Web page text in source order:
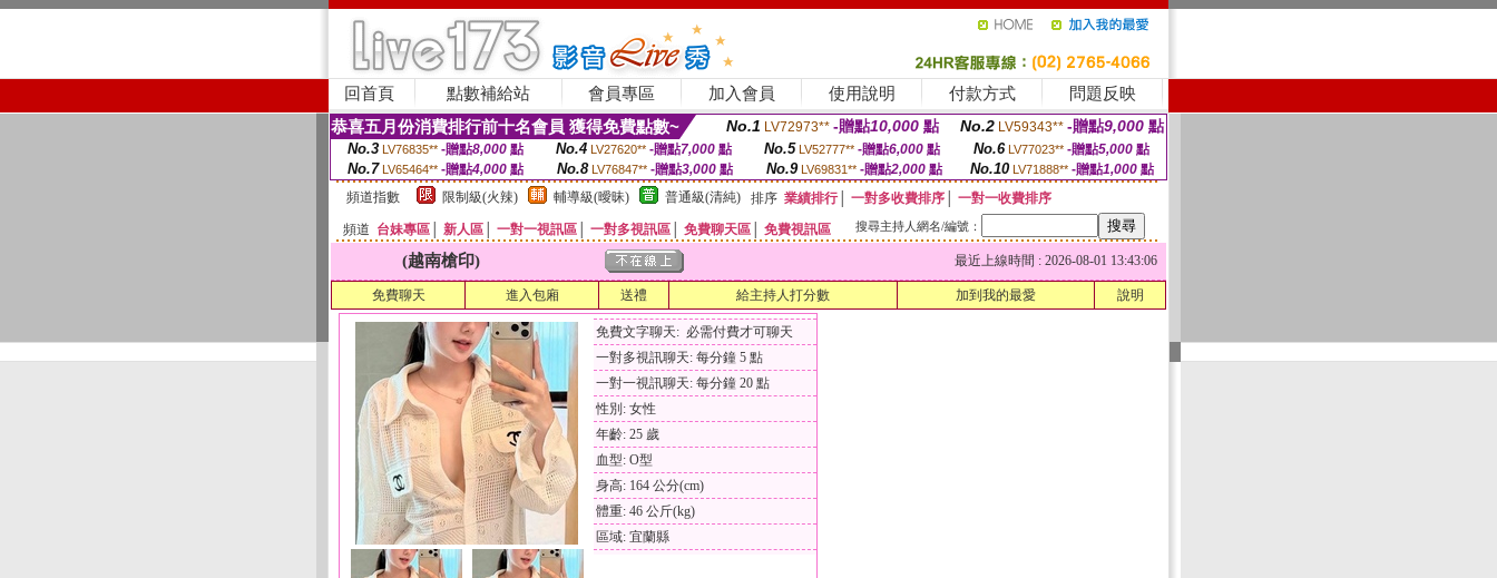
回首頁 點數補給站 會員專區 加入會員 使用說明 付款方式 問題反映
恭喜五月份消費排行前十名會員 獲得免費點數~ No.1 LV72973** -贈點10,000 點 No.2 LV59343** -贈點9,000 點
No.3 LV76835** -贈點8,000點 No.4 LV27620** -贈點7,000點 No.5 LV52777** -贈點6,000點 No.6 LV77023** -贈點5,000點
No.7 LV65464** -贈點4,000 點 No.8 LV76847** -贈點3,000 點 No.9 LV69831** -贈點2,000點 No.10 LV71888** -贈點1,000 點
頻道指數
限制級(火辣) 輔導級(曖昧) 普通級(清純) 排序 業績排行│ 一對多收費排序
一對一收費排序
頻道 台妹專區 新人區 一對一視訊區 一對多視訊區 免費聊天區 免費視訊區 搜尋主持人網名/編號：
(越南槍印) 最近上線時間 : 2026-08-01 13:43:06
免費聊天 進入包廂 送禮 給主持人打分數 加到我的最愛 說明
免費文字聊天: 必需付費才可聊天
一對多視訊聊天: 每分鐘 5 點
一對一視訊聊天: 每分鐘 20 點
性別: 女性
年齡: 25 歲
血型: O型
身高: 164 公分(cm)
體重: 46 公斤(kg)
區域: 宜蘭縣